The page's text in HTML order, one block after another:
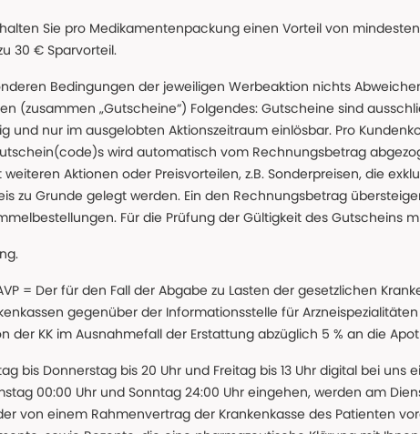
Sie pro Medikamentenpackung einen Vorteil von
30 € Sparvorteil.
Bedingungen der jeweiligen Werbeaktion nichts
(zusammen „Gutscheine“) Folgendes: Gutscheine sind
und nur im ausgelobten Aktionszeitraum einlösbar. Pro
wird automatisch vom Rechnungsbetrag
Aktionen oder Preisvorteilen, z.B. Sonderpreisen, die
zu Grunde gelegt werden. Ein den Rechnungsbetrag
Für die Prüfung der Gültigkeit des Gutscheins
= Der für den Fall der Abgabe zu Lasten der gesetzlichen
gegenüber der Informationsstelle für
der KK im Ausnahmefall der Erstattung abzüglich 5 % an die
bis Donnerstag bis 20 Uhr und Freitag bis 13 Uhr digital bei uns
00:00 Uhr und Sonntag 24:00 Uhr eingehen, werden am
von einem Rahmenvertrag der Krankenkasse des Patienten